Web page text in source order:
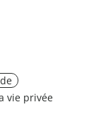
vie privée